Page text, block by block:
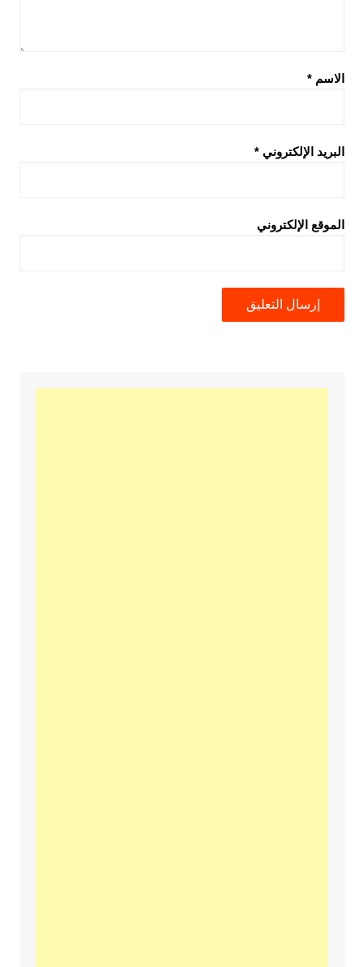
الاسم *
البريد الإلكتروني *
الموقع الإلكتروني